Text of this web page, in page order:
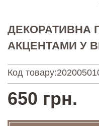
ДЕКОРАТИВНА
АКЦЕНТАМИ У
Код товару:
650 грн.